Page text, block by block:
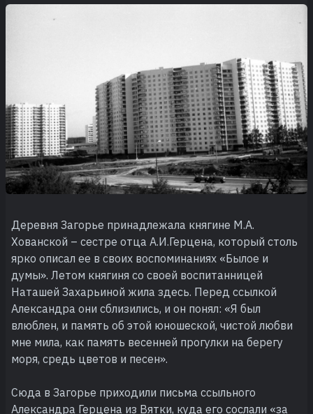
Деревня Загорье принадлежала княгине М.А.
Хованской – сестре отца А.И.Герцена, который столь
ярко описал ее в своих воспоминаниях «Былое и
думы». Летом княгиня со своей воспитанницей
Наташей Захарьиной жила здесь. Перед ссылкой
Александра они сблизились, и он понял: «Я был
влюблен, и память об этой юношеской, чистой любви
мне мила, как память весенней прогулки на берегу
моря, средь цветов и песен».
Сюда в Загорье приходили письма ссыльного
Александра Герцена из Вятки, куда его сослали «за